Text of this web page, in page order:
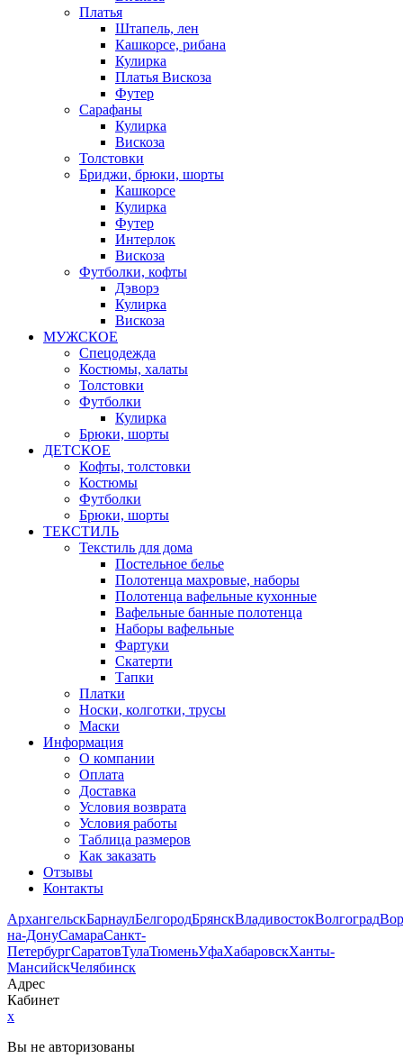
Платья
Штапель, лен
Кашкорсе, рибана
Кулирка
Платья Вискоза
Футер
Сарафаны
Кулирка
Вискоза
Толстовки
Бриджи, брюки, шорты
Кашкорсе
Кулирка
Футер
Интерлок
Вискоза
Футболки, кофты
Дэворэ
Кулирка
Вискоза
МУЖСКОЕ
Спецодежда
Костюмы, халаты
Толстовки
Футболки
Кулирка
Брюки, шорты
ДЕТСКОЕ
Кофты, толстовки
Костюмы
Футболки
Брюки, шорты
ТЕКСТИЛЬ
Текстиль для дома
Постельное белье
Полотенца махровые, наборы
Полотенца вафельные кухонные
Вафельные банные полотенца
Наборы вафельные
Фартуки
Скатерти
Тапки
Платки
Носки, колготки, трусы
Маски
Информация
О компании
Оплата
Доставка
Условия возврата
Условия работы
Таблица размеров
Как заказать
Отзывы
Контакты
АрхангельскБарнаулБелгородБрянскВладивостокВолгоград
на-ДонуСамараСанкт-
ПетербургСаратовТулаТюменьУфаХабаровскХанты-
МансийскЧелябинск
Адрес
Кабинет
x
Вы не авторизованы